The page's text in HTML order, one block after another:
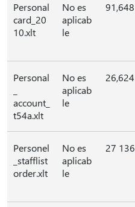
Personal
card_20
10.xlt
No es
aplicab
le
91,648
Personal
account_
t54a.xlt
No es
aplicab
le
26,624
Personel
_stafflist
order.xlt
No es
aplicab
le
27 136